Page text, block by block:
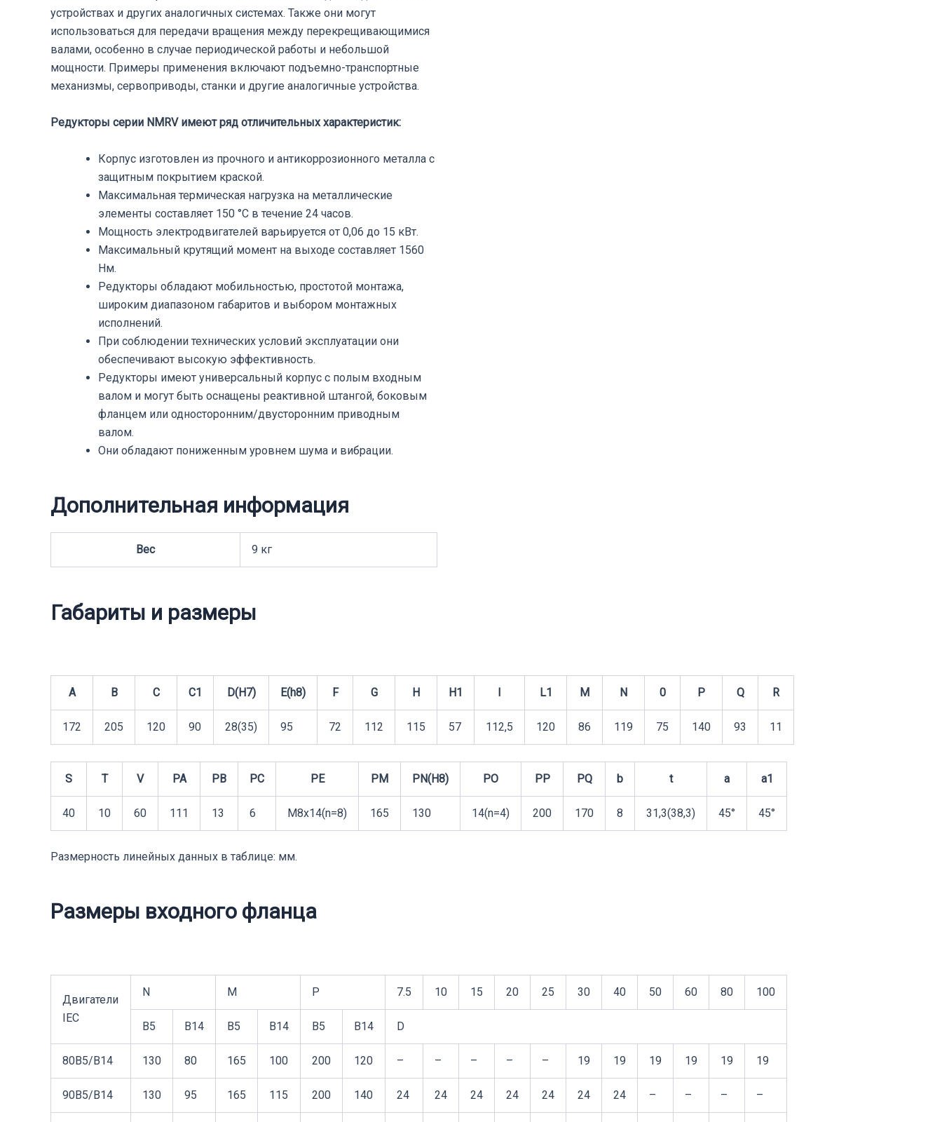
устройствах и других аналогичных системах. Также они могут
использоваться для передачи вращения между перекрещивающимися
валами, особенно в случае периодической работы и небольшой
мощности. Примеры применения включают подъемно-транспортные
механизмы, сервоприводы, станки и другие аналогичные устройства.
Редукторы серии NMRV имеют ряд отличительных характеристик:
Корпус изготовлен из прочного и антикоррозионного металла с
защитным покрытием краской.
Максимальная термическая нагрузка на металлические
элементы составляет 150 °C в течение 24 часов.
Мощность электродвигателей варьируется от 0,06 до 15 кВт.
Максимальный крутящий момент на выходе составляет 1560
Нм.
Редукторы обладают мобильностью, простотой монтажа,
широким диапазоном габаритов и выбором монтажных
исполнений.
При соблюдении технических условий эксплуатации они
обеспечивают высокую эффективность.
Редукторы имеют универсальный корпус с полым входным
валом и могут быть оснащены реактивной штангой, боковым
фланцем или односторонним/двусторонним приводным
валом.
Они обладают пониженным уровнем шума и вибрации.
Дополнительная информация
Вес 9 кг
Габариты и размеры
A B C C1 D(H7) E(h8) F G H H1 L1 M N 0 P Q R
172 205 120 90 28(35) 95 72 112 115 57 112,5 120 86 119 75 140 93 11
S T V PA PB PC PE PM PN(H8) PO PP PQ b t a a1
40 10 60 111 13 6 M8x14(n=8) 165 130 14(n=4) 200 170 8 31,3(38,3) 45° 45°
Размерность линейных данных в таблице: мм.
Размеры входного фланца
Двигатели
IEC
N M P 7.5 10 15 20 25 30 40 50 60 80 100
B5 B14 B5 B14 B5 B14 D
80B5/B14 130 80 165 100 200 120 – – – – – 19 19 19 19 19 19
90B5/B14 130 95 165 115 200 140 24 24 24 24 24 24 24 – – – –